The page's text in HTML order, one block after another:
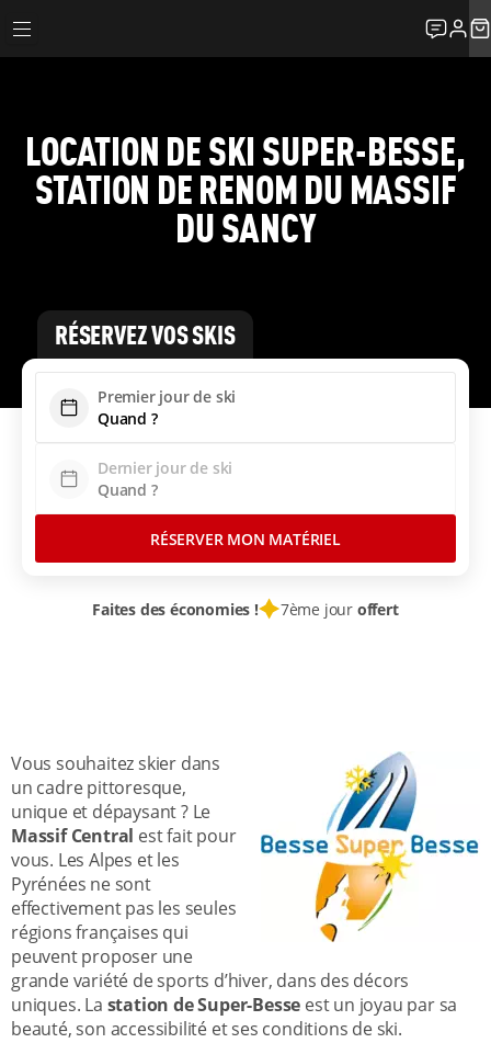
LOCATION DE SKI SUPER-BESSE,
STATION DE RENOM DU MASSIF
DU SANCY
RÉSERVEZ VOS SKIS
Premier jour de ski
Dernier jour de ski
RÉSERVER MON MATÉRIEL
Faites des économies ! 7ème jour offert
Vous souhaitez skier dans
un cadre pittoresque,
unique et dépaysant ? Le
Massif Central est fait pour
vous. Les Alpes et les
Pyrénées ne sont
effectivement pas les seules
régions françaises qui
peuvent proposer une
grande variété de sports d’hiver, dans des décors
uniques. La station de Super-Besse est un joyau par sa
beauté, son accessibilité et ses conditions de ski.